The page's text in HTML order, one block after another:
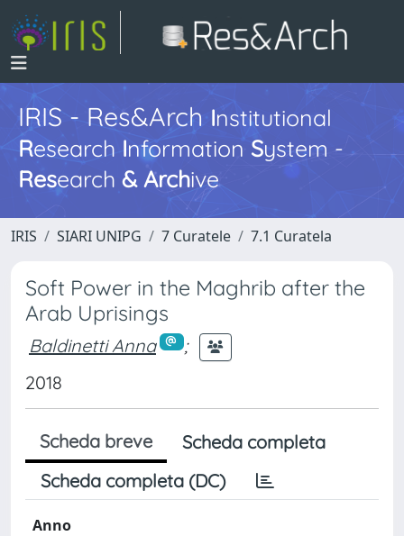
IRIS - Res&ArchInstitutional
Research InformationSystem -
Research & Archive
IRIS SIARI UNIPG 7 Curatele 7.1 Curatela
Soft Power in the Maghrib after the
Arab Uprisings
Baldinetti Anna
;
2018
Scheda breve
Scheda completa
Scheda completa (DC)
Anno